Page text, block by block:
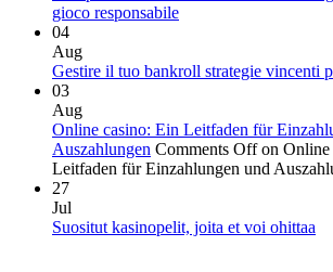
gioco responsabile
04
Aug
Gestire il tuo bankroll strategie vincenti
03
Aug
Online casino: Ein Leitfaden für
Auszahlungen Comments Offon Online
Leitfaden für Einzahlungen und
27
Jul
Suositut kasinopelit, joita et voi ohittaa